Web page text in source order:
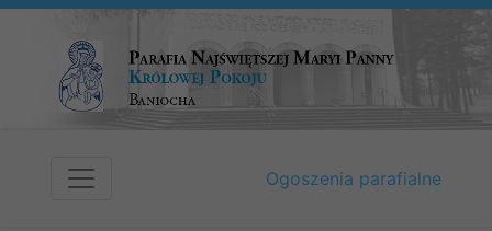
Ogoszenia parafialne